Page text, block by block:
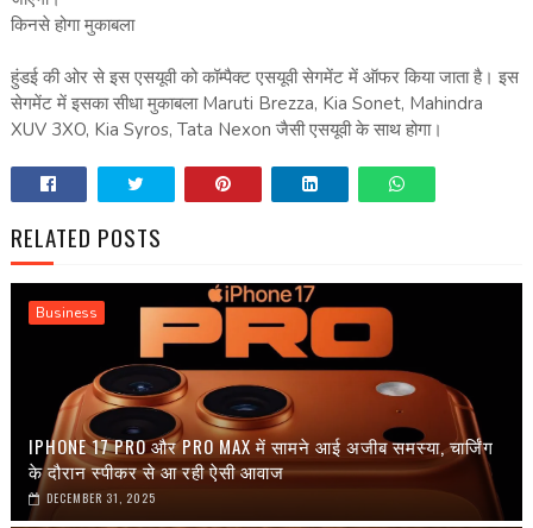
किनसे होगा मुकाबला
हुंडई की ओर से इस एसयूवी को कॉम्‍पैक्‍ट एसयूवी सेगमेंट में ऑफर किया जाता है। इस
सेगमेंट में इसका सीधा मुकाबला Maruti Brezza, Kia Sonet, Mahindra
XUV 3XO, Kia Syros, Tata Nexon जैसी एसयूवी के साथ होगा।
RELATED POSTS
Business
IPHONE 17 PRO और PRO MAX में सामने आई अजीब समस्या, चार्जिंग
के दौरान स्पीकर से आ रही ऐसी आवाज
DECEMBER 31, 2025